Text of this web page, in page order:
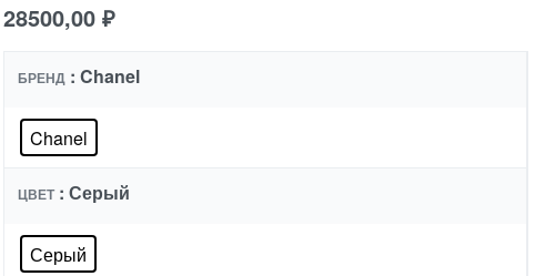
28500,00 ₽
БРЕНД : Chanel
Chanel
ЦВЕТ : Серый
Серый